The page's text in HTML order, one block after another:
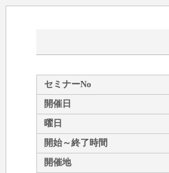
セミナーNo
開催日
曜日
開始～終了時間
開催地